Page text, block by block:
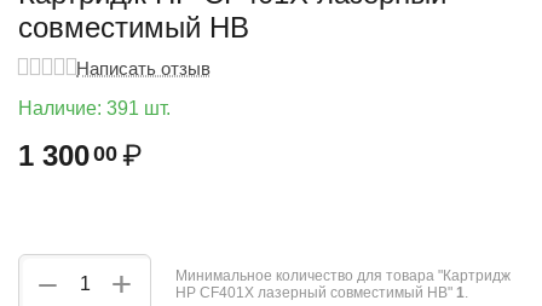
совместимый HB
Написать отзыв
Наличие: 391 шт.
1 30000 ₽
+
−
Минимальное количество для товара "Картридж
HP CF401X лазерный совместимый HB" 1.